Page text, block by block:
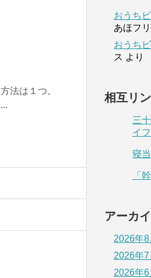
法は１つ。
おうち
あほフ
おうち
ス より
相互リ
三
イ
寝
「
アーカ
2026年8
2026年7
2026年6